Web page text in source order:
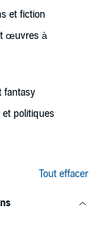
et fiction
œuvres à
fantasy
et politiques
Tout effacer